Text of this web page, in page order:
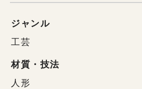
ジャンル
工芸
材質・技法
人形